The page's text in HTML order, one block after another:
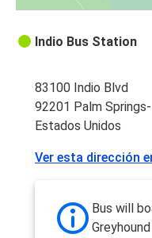
Indio Bus Station
83100 Indio Blvd
92201 Palm
Estados Unidos
Ver esta dirección
Bus will